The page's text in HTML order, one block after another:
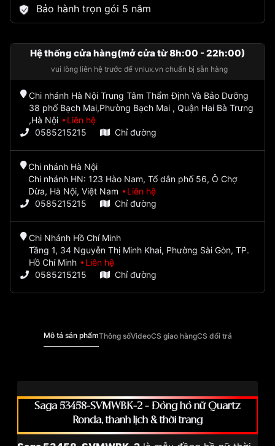
Bảo hành trọn gói 5 năm
Hệ thống cửa hàng(mở cửa từ 8h:00 - 22h:00)
vui lòng liên hệ trước để vnlux.vn chuẩn bị sẵn hàng
Chi nhánh Hà Nội Trung Tâm Thẩm Định Và Bảo Dưỡng
38 phố Bạch Mai,Phường Bạch Mai , Quận Hai Bà Trưng
,Hà Nội
Liên hệ
0585215215
Chỉ đường
Chi nhánh Hà Nội
Chi nhánh HN: 123 Hào Nam, Tổ dân phố 56, Ô Chợ
Dừa, Hà Nội, Việt Nam
Liên hệ
0585215215
Chỉ đường
Chi Nhánh Hồ Chí Minh
Tầng 1, 34 Nguyễn Thị Minh Khai, Phường Sài Gòn, TP.
Hồ Chí Minh
Liên hệ
0585215215
Chỉ đường
Mô tả sản phẩmThông sốVideoCS giao hàngCS đổi trả
Saga 53458-SVMWBK-2 – Đồng hồ nữ Quartz
Ronda, thanh lịch & thời trang